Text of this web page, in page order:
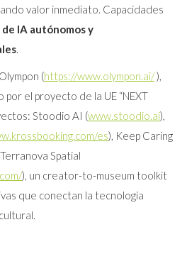
valor inmediato. Capacidades
IA autónomos y
.
(https://www.olympon.ai/),
el proyecto de la UE “NEXT
Stoodio AI (www.stoodio.ai),
es), Keep Caring
Spatial
), un creator-to-museum toolkit
que conectan la tecnología